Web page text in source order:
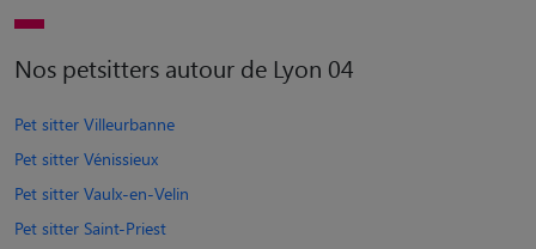
Nos petsitters autour de Lyon 04
Pet sitter Villeurbanne
Pet sitter Vénissieux
Pet sitter Vaulx-en-Velin
Pet sitter Saint-Priest